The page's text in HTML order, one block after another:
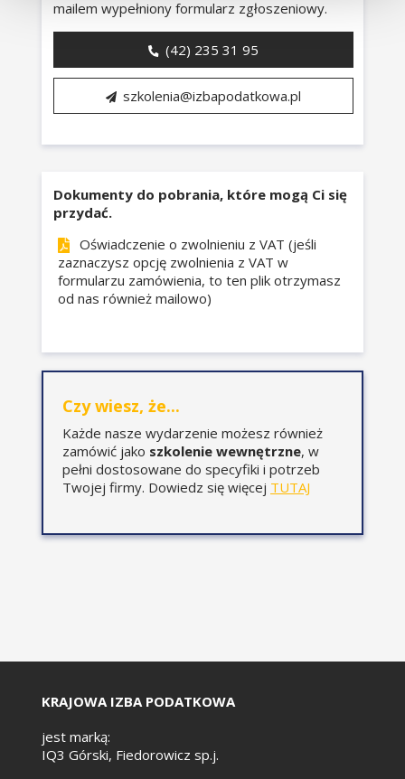
rzeczywistości podatkowej.
Zakres stosowania faktury
ustrukturyzowanej (u-faktury):
pojęcie faktury
ustrukturyzowanej,
jakie transakcje będą
dokumentowane u-
dokumentowanie
sprzedaży przez
zwolnionych z VAT,
jak dokumentować
sprzedaż dla osoby
fizycznej
działalności?
sprzedaż na kasie
do paragonów,
faktury VAT_RR w
formie
ustrukturyzowanej,
ramach u-faktur,
odmówić przyjęcia
mailem wypełniony formularz zgłoszeniowy.
(42) 235 31 95
szkolenia@izbapodatkowa.pl
Dokumenty do pobrania, które mogą Ci się
przydać.
Oświadczenie o zwolnieniu z VAT (jeśli
zaznaczysz opcję zwolnienia z VAT w
formularzu zamówienia, to ten plik otrzymasz
od nas również mailowo)
Czy wiesz, że...
Każde nasze wydarzenie możesz również
zamówić jako szkolenie wewnętrzne, w
pełni dostosowane do specyfiki i potrzeb
Twojej firmy. Dowiedz się więcej TUTAJ
KRAJOWA IZBA PODATKOWA
jest marką:
IQ3 Górski, Fiedorowicz sp.j.